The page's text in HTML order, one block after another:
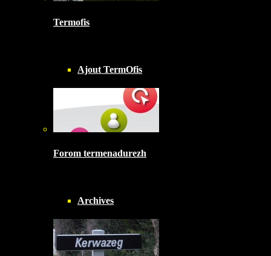
Termofis
Ajout TermOfis
Forom termenadurezh
Archives